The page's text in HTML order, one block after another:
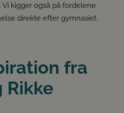
Vi kigger også på fordelene
direkte efter gymnasiet.
fra
Rikke